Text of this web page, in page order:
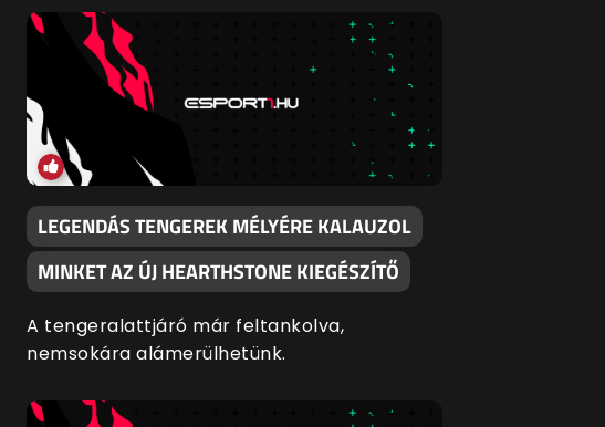
LEGENDÁS TENGEREK MÉLYÉRE KALAUZOL
MINKET AZ ÚJ HEARTHSTONE KIEGÉSZÍTŐ
A tengeralattjáró már feltankolva,
nemsokára alámerülhetünk.